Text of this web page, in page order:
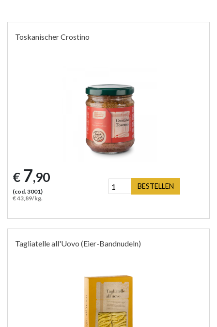
Toskanischer Crostino
€ 7,90
(cod. 3001)
€ 43,89/kg.
BESTELLEN
Tagliatelle all'Uovo (Eier-Bandnudeln)